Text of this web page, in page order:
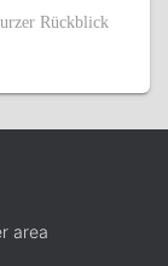
Rückblick
area